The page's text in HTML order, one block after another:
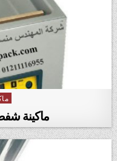
in
ماكينة